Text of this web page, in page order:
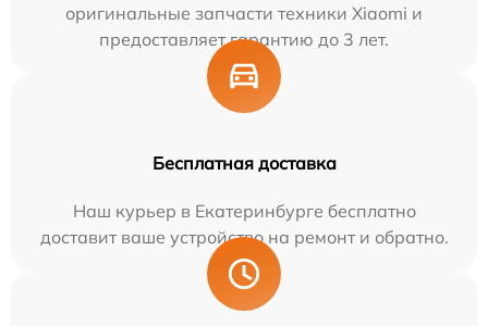
оригинальные запчасти техники Xiaomi и
предоставляет гарантию до 3 лет.
Бесплатная доставка
Наш курьер в Екатеринбурге бесплатно
доставит ваше устройство на ремонт и обратно.